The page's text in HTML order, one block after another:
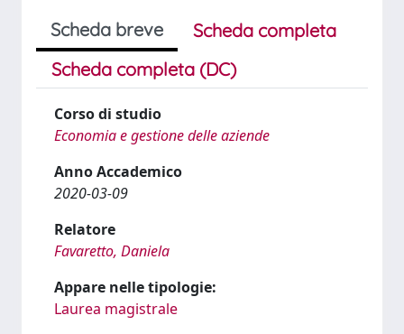
Scheda breve
Scheda completa
Scheda completa (DC)
Corso di studio
Economia e gestione delle aziende
Anno Accademico
2020-03-09
Relatore
Favaretto, Daniela
Appare nelle tipologie:
Laurea magistrale